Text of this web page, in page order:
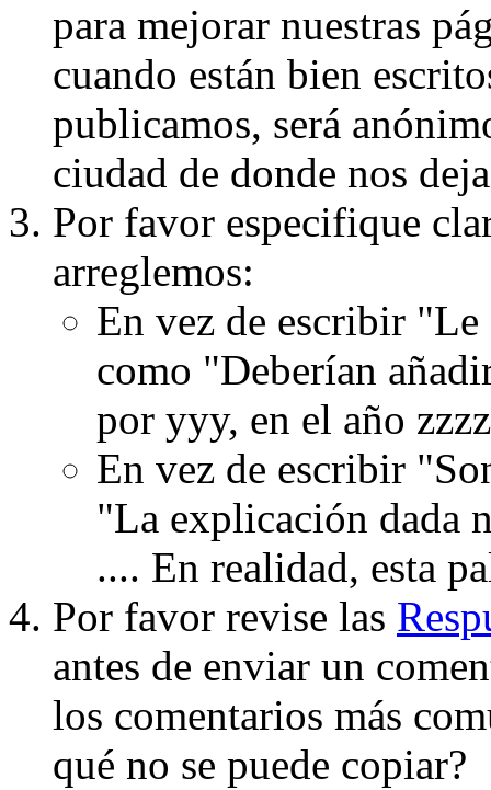
para mejorar nuestras
cuando están bien
publicamos, será
ciudad de donde nos
Por favor especifique
arreglemos:
En vez de escribir
como "Deberían
por yyy, en el año
En vez de escribir
"La explicación dada
.... En realidad, esta
Por favor revise las
antes de enviar un
los comentarios más
qué no se puede copiar?